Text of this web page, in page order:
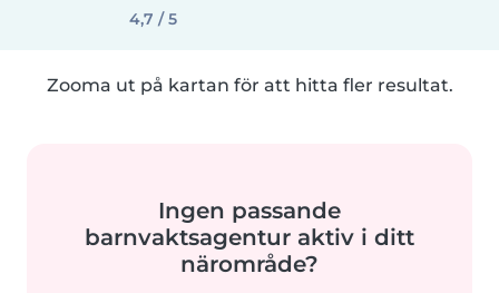
4,7 / 5
Zooma ut på kartan för att hitta fler resultat.
Ingen passande
barnvaktsagentur aktiv i ditt
närområde?